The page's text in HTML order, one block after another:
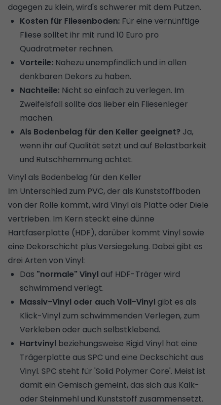
dagegen zu klein, wird's schwerer mit dem Putzen.
Kosten für Fliesenboden: Für eine vernünftige
Fliese solltet ihr mit rund 10 Euro pro
Quadratmeter rechnen.
Vorteile: Nahezu unempfindlich und in allen
denkbaren Dekors zu haben.
Nachteile: Nicht so einfach zu verlegen. Im
Zweifelsfall sollte das lieber ein Fliesenleger
machen.
Als Bodenbelag für den Keller geeignet? Ja,
wenn ihr auf Qualität setzt und auf Belastbarkeit
und Rutschhemmung achtet.
Vinyl als Bodenbelag für den Keller
Im Unterschied zum PVC, der als Kunststoffboden
von der Rolle kommt, wird Vinyl als Platte oder Diele
vertrieben. Im Kern steckt eine dünne
Hartfaserplatte (HDF), darüber kommt Vinyl sowie
eine Dekorschicht plus Versiegelung. Dabei gibt es
drei Arten von Vinyl:
Das "normale" Vinyl auf HDF-Träger wird
schwimmend verlegt.
Massiv-Vinyl oder auch Voll-Vinyl gibt es als
Klick-Vinyl zum schwimmenden Verlegen, zum
Verkleben oder auch selbstklebend.
Hartvinyl beziehungsweise Rigid Vinyl hat eine
Trägerplatte aus SPC und eine Deckschicht aus
Vinyl. SPC steht für 'Solid Polymer Core'. Meist ist
damit ein Gemisch gemeint, das sich aus Kalk-
oder Steinmehl und Kunststoff zusammensetzt.